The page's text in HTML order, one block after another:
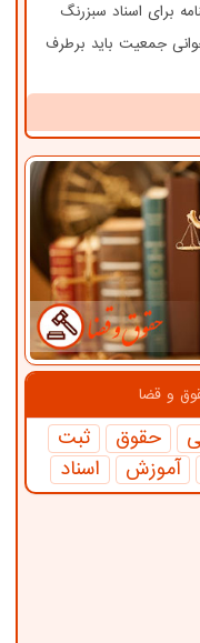
برای اسناد سبزرنگ
جمعیت باید برطرف
و قضا
حقوق
ثبت
آموزش اسناد